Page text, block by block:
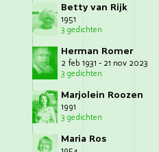
Betty van Rijk
1951
3 gedichten
Herman Romer
2 feb 1931 - 21 nov 2023
3 gedichten
Marjolein Roozen
1991
3 gedichten
Maria Ros